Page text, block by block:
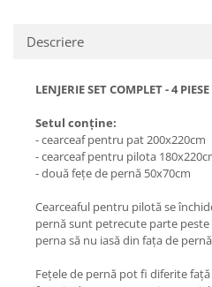
Descriere
LENJERIE SET COMPLET - 4 PIESE
Setul conține:
- cearceaf pentru pat 200x220cm
- cearceaf pentru pilota
- două fețe de pernă 50x70cm
Cearceaful pentru pilotă se
pernă sunt petrecute parte
perna să nu iasă din fața de
Fețele de pernă pot fi diferite